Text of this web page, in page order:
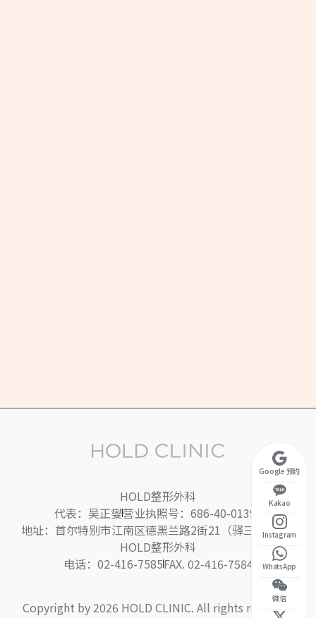
Google 预约
Kakao
Instagram
WhatsApp
微信
HOLD整形外科
代表：吴正燮营业执照号：686-40-01395
地址：首尔特别市江南区德黑兰路2街21（驿三洞）2楼
HOLD整形外科
电话：02-416-7585FAX. 02-416-7584
Copyright by 2026 HOLD CLINIC. All rights reserved.